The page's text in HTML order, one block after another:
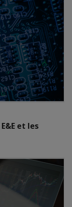
et les